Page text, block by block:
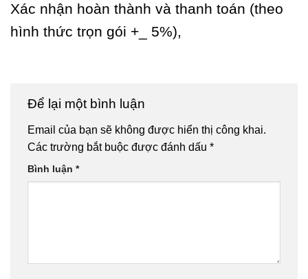
Xác nhận hoàn thành và thanh toán (theo
hình thức trọn gói +_ 5%),
Để lại một bình luận
Email của bạn sẽ không được hiển thị công khai.
Các trường bắt buộc được đánh dấu *
Bình luận *